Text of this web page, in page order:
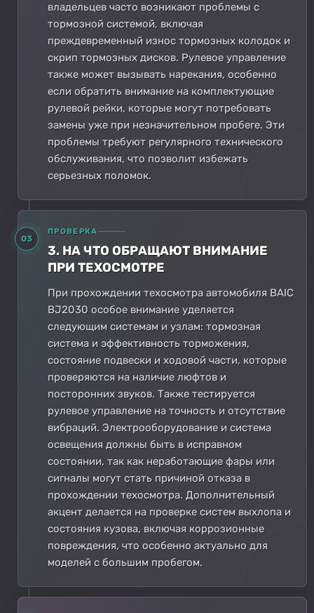
владельцев часто возникают проблемы с
тормозной системой, включая
преждевременный износ тормозных колодок и
скрип тормозных дисков. Рулевое управление
также может вызывать нарекания, особенно
если обратить внимание на комплектующие
рулевой рейки, которые могут потребовать
замены уже при незначительном пробеге. Эти
проблемы требуют регулярного технического
обслуживания, что позволит избежать
серьезных поломок.
03
ПРОВЕРКА
3. НА ЧТО ОБРАЩАЮТ ВНИМАНИЕ
ПРИ ТЕХОСМОТРЕ
При прохождении техосмотра автомобиля BAIC
BJ2030 особое внимание уделяется
следующим системам и узлам: тормозная
система и эффективность торможения,
состояние подвески и ходовой части, которые
проверяются на наличие люфтов и
посторонних звуков. Также тестируется
рулевое управление на точность и отсутствие
вибраций. Электрооборудование и система
освещения должны быть в исправном
состоянии, так как неработающие фары или
сигналы могут стать причиной отказа в
прохождении техосмотра. Дополнительный
акцент делается на проверке систем выхлопа и
состояния кузова, включая коррозионные
повреждения, что особенно актуально для
моделей с большим пробегом.